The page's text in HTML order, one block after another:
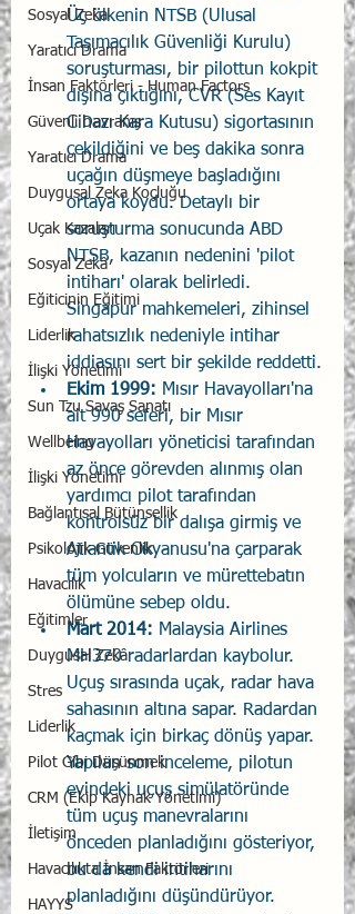
Sosyal Zeka
Yaratıcı Drama
İnsan Faktörleri - Human Factors
Güvenli Davranış
Yaratıcı Drama
Duygusal Zeka Koçluğu
Uçak Kazaları
Sosyal Zekâ
Eğiticinin Eğitimi
Liderlik
İlişki Yönetimi
Sun Tzu Savaş Sanatı
Wellbeing
İlişki Yönetimi
Bağlantısal Bütünsellik
Psikolojik Güvenlik
Havacılık
Eğitimler
Duygusal Zekâ
Stres
Liderlik
Pilot Gibi Düşünmek
CRM (Ekip Kaynak Yönetimi)
İletişim
Havacılıkta İnsan Faktörleri
HAYYS
Üç ülkenin NTSB (Ulusal
Taşımacılık Güvenliği Kurulu)
soruşturması, bir pilottun kokpit
dışına çıktığını, CVR (Ses Kayıt
Cihazı Kara Kutusu) sigortasının
çekildiğini ve beş dakika sonra
uçağın düşmeye başladığını
ortaya koydu. Detaylı bir
soruşturma sonucunda ABD
NTSB, kazanın nedenini 'pilot
intiharı' olarak belirledi.
Singapur mahkemeleri, zihinsel
rahatsızlık nedeniyle intihar
iddiasını sert bir şekilde reddetti.
Ekim 1999: Mısır Havayolları'na
ait 990 seferi, bir Mısır
Havayolları yöneticisi tarafından
az önce görevden alınmış olan
yardımcı pilot tarafından
kontrolsüz bir dalışa girmiş ve
Atlantik Okyanusu'na çarparak
tüm yolcuların ve mürettebatın
ölümüne sebep oldu.
Mart 2014: Malaysia Airlines
MH370 radarlardan kaybolur.
Uçuş sırasında uçak, radar hava
sahasının altına sapar. Radardan
kaçmak için birkaç dönüş yapar.
Yapılan son inceleme, pilotun
evindeki uçuş simülatöründe
tüm uçuş manevralarını
önceden planladığını gösteriyor,
bu da kendi intiharını
planladığını düşündürüyor.